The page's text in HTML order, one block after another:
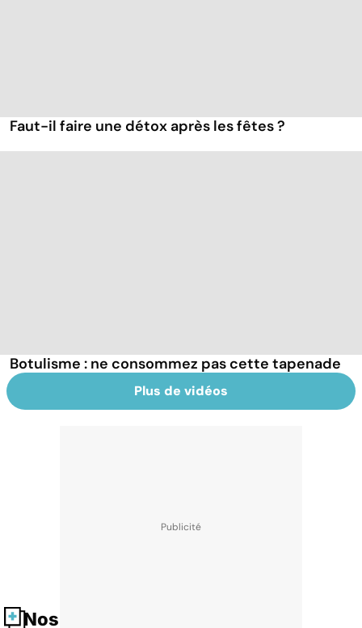
Faut-il faire une détox après les fêtes ?
Botulisme : ne consommez pas cette tapenade
Plus de vidéos
Nos fiches santé